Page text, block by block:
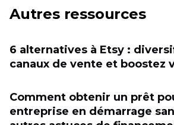
Autres ressources
6 alternatives à Etsy :
canaux de vente et boostez
Comment obtenir un prêt
entreprise en démarrage